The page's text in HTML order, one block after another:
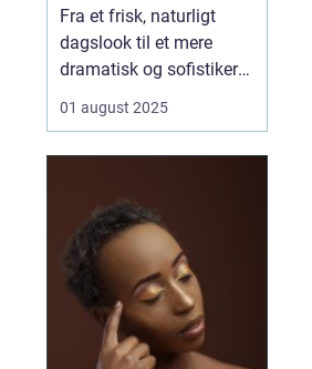
Fra et frisk, naturligt
dagslook til et mere
dramatisk og sofistikeret
ikke tage timer foran
justeringer kan du nemt
transformere din
makeup, så den passer
perfekt t...
01 august 2025